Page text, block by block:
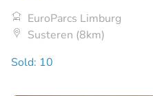
EuroParcs Limburg
Susteren (8km)
Sold: 10